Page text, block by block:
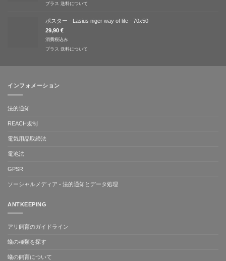
プラス 送料について
ポスター - Lasius niger way of life - 70x50
29,90 €
消費税込み
プラス 送料について
インフォメーション
法的通知
REACH規制
電気用品取締法
電池法
GPSR
ソーシャルメディア - 法的通知とデータ処理
ANTKEEPING
アリ飼育のガイドライン
蟻の種類を探す
蟻の飼育について